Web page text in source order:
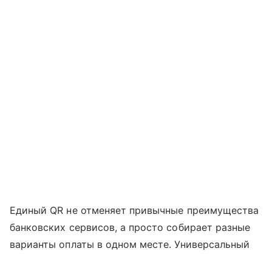
Единый QR не отменяет привычные преимущества
банковских сервисов, а просто собирает разные
варианты оплаты в одном месте. Универсальный